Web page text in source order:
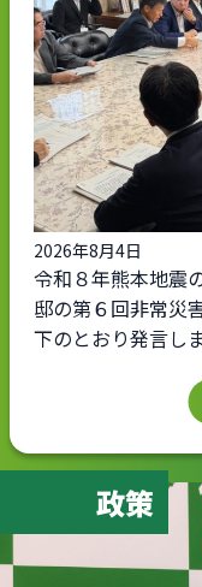
2026年8月4日
令和８年熊本地震
邸の第６回非常災
下のとおり発言し
政策